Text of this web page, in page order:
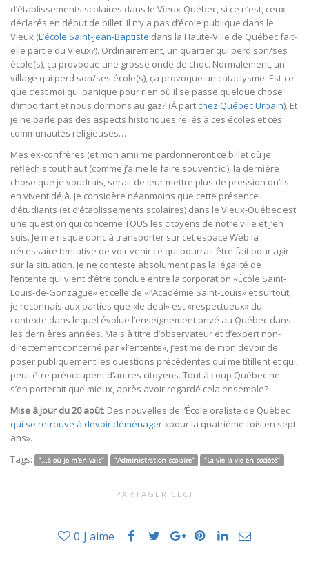
d’établissements scolaires dans le Vieux-Québec, si ce n’est, ceux
déclarés en début de billet. Il n’y a pas d’école publique dans le
Vieux (L’école Saint-Jean-Baptiste dans la Haute-Ville de Québec fait-
elle partie du Vieux?). Ordinairement, un quartier qui perd son/ses
école(s), ça provoque une grosse onde de choc. Normalement, un
village qui perd son/ses école(s), ça provoque un cataclysme. Est-ce
que c’est moi qui panique pour rien où il se passe quelque chose
d’important et nous dormons au gaz? (À partchez Québec Urbain). Et
je ne parle pas des aspects historiques reliés à ces écoles et ces
communautés religieuses…
Mes ex-confrères (et mon ami) me pardonneront ce billet où je
réfléchis tout haut (comme j’aime le faire souvent ici); la dernière
chose que je voudrais, serait de leur mettre plus de pression qu’ils
en vivent déjà. Je considère néanmoins que cette présence
d’étudiants (et d’établissements scolaires) dans le Vieux-Québec est
une question qui concerne TOUS les citoyens de notre ville et j’en
suis. Je me risque donc à transporter sur cet espace Web la
nécessaire tentative de voir venir ce qui pourrait être fait pour agir
sur la situation. Je ne conteste absolument pas la légalité de
l’entente qui vient d’être conclue entre la corporation «École Saint-
Louis-de-Gonzague» et celle de «l’Académie Saint-Louis» et surtout,
je reconnais aux parties que «le deal» est «respectueux» du
contexte dans lequel évolue l’enseignement privé au Québec dans
les dernières années. Mais à titre d’observateur et d’expert non-
directement concerné par «l’entente», j’estime de mon devoir de
poser publiquement les questions précédentes qui me titillent et qui,
peut-être préoccupent d’autres citoyens. Tout à coup Québec ne
s’en porterait que mieux, après avoir regardé cela ensemble?
Mise à jour du 20 août: Des nouvelles de l’École oraliste de Québec
qui se retrouve à devoir déménager «pour la quatrième fois en sept
ans»…
Tags:
"...à où je m'en vais" "Administration scolaire" "La vie la vie en société"
PARTAGER CECI
0 J'aime